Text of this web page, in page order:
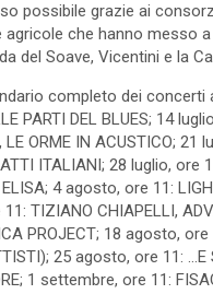
possibile grazie ai
agricole che hanno messo
del Soave, Vicentini e la
completo dei concerti
PARTI DEL BLUES; 14
LE ORME IN ACUSTICO; 21
ITALIANI; 28 luglio, ore
4 agosto, ore 11:
TIZIANO CHIAPELLI,
PROJECT; 18 agosto, ore
25 agosto, ore 11: …E
1 settembre, ore 11: